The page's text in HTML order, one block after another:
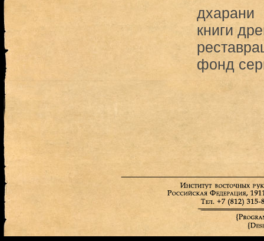
дхарани
книги
фонд